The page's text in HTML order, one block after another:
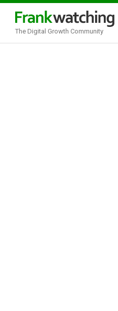
The Digital Growth Community